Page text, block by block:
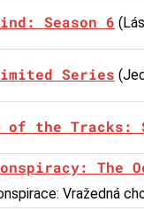
Season 6
Series
of the Tracks:
The
Vražedná